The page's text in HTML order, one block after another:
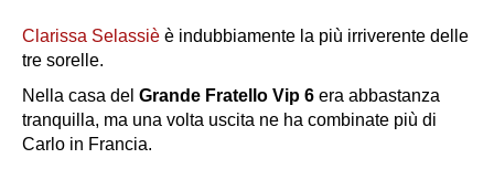
Clarissa Selassiè è indubbiamente la più irriverente delle
tre sorelle.
Nella casa del Grande Fratello Vip 6 era abbastanza
tranquilla, ma una volta uscita ne ha combinate più di
Carlo in Francia.